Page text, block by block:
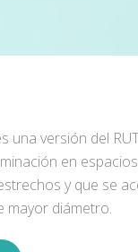
una versión del
en espacios
y que se
mayor diámetro.